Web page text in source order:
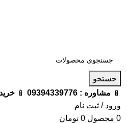
جستجو
📱 مشاوره : 09394339776
📱
ورود / ثبت نام
0 محصول 0 تومان